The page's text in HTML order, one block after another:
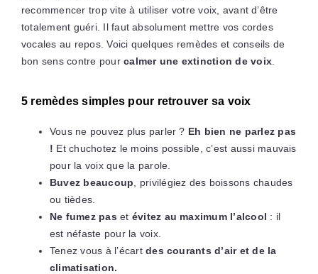
recommencer trop vite à utiliser votre voix, avant d’être
totalement guéri. Il faut absolument mettre vos cordes
vocales au repos. Voici quelques remèdes et conseils de
bon sens contre pourcalmer une extinction de voix.
5 remèdes simples pour retrouver sa voix
Vous ne pouvez plus parler ? Eh bien ne parlez pas
! Et chuchotez le moins possible, c’est aussi mauvais
pour la voix que la parole.
Buvez beaucoup, privilégiez des boissons chaudes
ou tièdes.
Ne fumez pas et évitez au maximum l’alcool : il
est néfaste pour la voix.
Tenez vous à l’écartdes courants d’air et de la
climatisation.